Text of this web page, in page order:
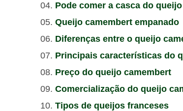
Pode comer a casca do
Queijo camembert empanado
Diferenças entre o queijo
Principais características do
Preço do queijo camembert
Comercialização do queijo
Tipos de queijos franceses